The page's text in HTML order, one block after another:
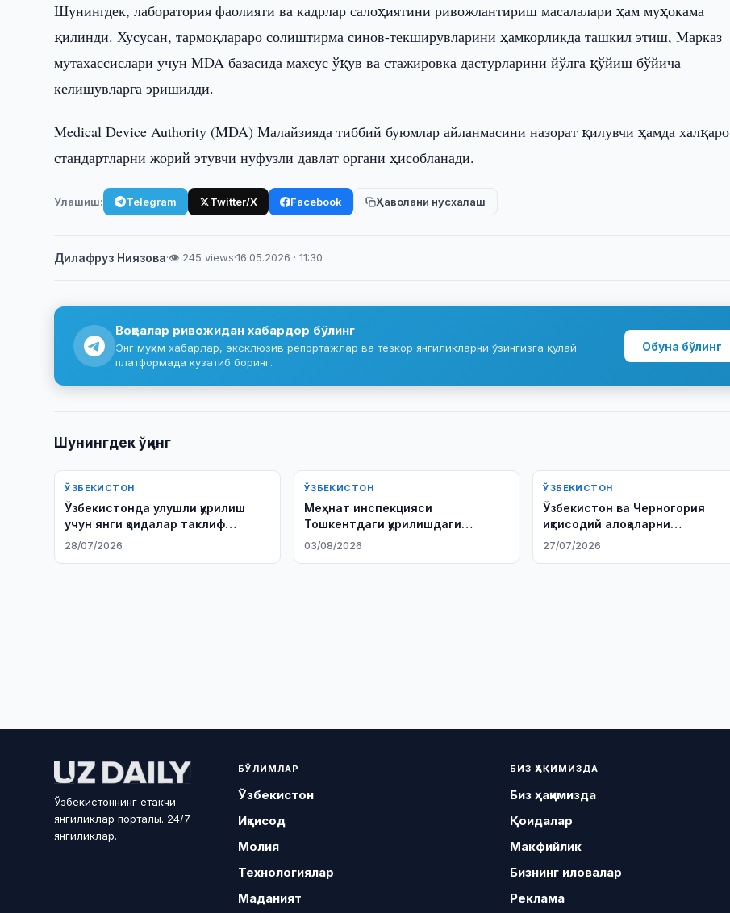
Шунингдек, лаборатория фаолияти ва кадрлар салоҳиятини ривожлантириш масалалари ҳам муҳокама
қилинди. Хусусан, тармоқлараро солиштирма синов-текширувларини ҳамкорликда ташкил этиш, Марказ
мутахассислари учун MDA базасида махсус ўқув ва стажировка дастурларини йўлга қўйиш бўйича
келишувларга эришилди.
Medical Device Authority (MDA) Малайзияда тиббий буюмлар айланмасини назорат қилувчи ҳамда халқаро
стандартларни жорий этувчи нуфузли давлат органи ҳисобланади.
Улашиш: Telegram Twitter/X Facebook Ҳаволани нусхалаш
Дилафруз Ниязова·👁 245 views·16.05.2026 · 11:30
Воқеалар ривожидан хабардор бўлинг
Энг муҳим хабарлар, эксклюзив репортажлар ва тезкор янгиликларни ўзингизга қулай
платформада кузатиб боринг.
Обуна бўлинг
Шунингдек ўқинг
ЎЗБЕКИСТОН
Ўзбекистонда улушли қурилиш
учун янги қоидалар таклиф
қилинди
28/07/2026
ЎЗБЕКИСТОН
Меҳнат инспекцияси
Тошкентдаги қурилишдаги
ҳодисани текширмоқда
03/08/2026
ЎЗБЕКИСТОН
Ўзбекистон ва Черногория
иқтисодий алоқаларни
ривожлантириш масалаларини
27/07/2026
Ўзбекистоннинг етакчи
янгиликлар порталы. 24/7
янгиликлар.
БЎЛИМЛАР
Ўзбекистон
Иқтисод
Молия
Технологиялар
Маданият
БИЗ ҲАҚИМИЗДА
Биз ҳақимизда
Қоидалар
Макфийлик
Бизнинг иловалар
Реклама